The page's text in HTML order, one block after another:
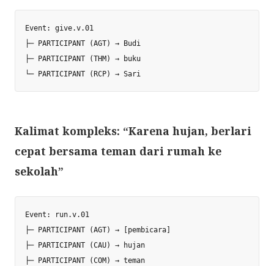
Event: give.v.01
├─ PARTICIPANT (AGT) → Budi
├─ PARTICIPANT (THM) → buku
Kalimat kompleks: “Karena hujan, berlari
cepat bersama teman dari rumah ke
sekolah”
Event: run.v.01
├─ PARTICIPANT (AGT) → [pembicara]
├─ PARTICIPANT (CAU) → hujan
├─ PARTICIPANT (COM) → teman